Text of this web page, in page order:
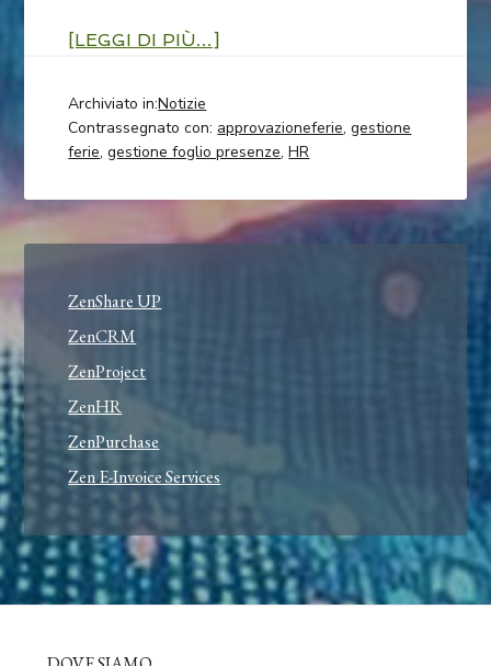
[LEGGI DI PIÙ…]
Archiviato in:Notizie
Contrassegnato con: approvazioneferie,gestione
ferie,gestione foglio presenze,HR
ZenShare UP
ZenCRM
ZenProject
ZenHR
ZenPurchase
Zen E-Invoice Services